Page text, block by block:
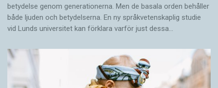
betydelse genom generationerna. Men de basala orden behåller
både ljuden och betydelserna. En ny språkvetenskaplig studie
vid Lunds universitet kan förklara varför just dessa…